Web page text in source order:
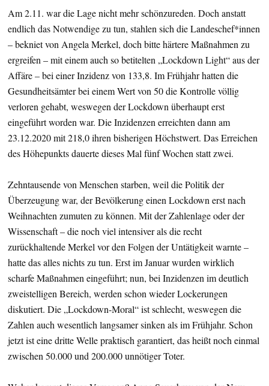
Am 2.11. war die Lage nicht mehr schönzureden. Doch anstatt
endlich das Notwendige zu tun, stahlen sich die Landeschef*innen
– bekniet von Angela Merkel, doch bitte härtere Maßnahmen zu
ergreifen – mit einem auch so betitelten „Lockdown Light“ aus der
Affäre – bei einer Inzidenz von 133,8. Im Frühjahr hatten die
Gesundheitsämter bei einem Wert von 50 die Kontrolle völlig
verloren gehabt, weswegen der Lockdown überhaupt erst
eingeführt worden war. Die Inzidenzen erreichten dann am
23.12.2020 mit 218,0 ihren bisherigen Höchstwert. Das Erreichen
des Höhepunkts dauerte dieses Mal fünf Wochen statt zwei.
Zehntausende von Menschen starben, weil die Politik der
Überzeugung war, der Bevölkerung einen Lockdown erst nach
Weihnachten zumuten zu können. Mit der Zahlenlage oder der
Wissenschaft – die noch viel intensiver als die recht
zurückhaltende Merkel vor den Folgen der Untätigkeit warnte –
hatte das alles nichts zu tun. Erst im Januar wurden wirklich
scharfe Maßnahmen eingeführt; nun, bei Inzidenzen im deutlich
zweistelligen Bereich, werden schon wieder Lockerungen
diskutiert. Die „Lockdown-Moral“ ist schlecht, weswegen die
Zahlen auch wesentlich langsamer sinken als im Frühjahr. Schon
jetzt ist eine dritte Welle praktisch garantiert, das heißt noch einmal
zwischen 50.000 und 200.000 unnötiger Toter.